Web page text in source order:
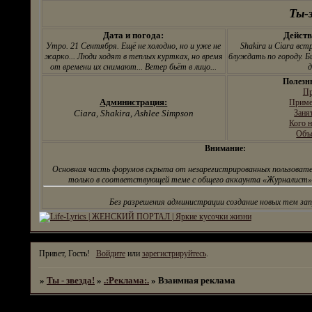
авы... Достали с
жалобами...
Ты-
Дата и погода:
Утро. 21 Сентября. Ещё не холодно, но и уже не
жарко... Люди ходят в теплых куртках, но время
от времени их снимают... Ветер бьёт в лицо...
Shakira и Ciara
блуждать по городу.
Администрация:
Ciara, Shakira, Ashlee Simpson
Кого
Внимание:
Основная часть форумов скрыта от незарегистрированных
только в соответствующей теме с общего аккаунта
Без разрешения администрации создание новых тем
Привет, Гость! Войдитеили зарегистрируйтесь.
» Ты - звезда! » .:Реклама:. » Взаимная реклама